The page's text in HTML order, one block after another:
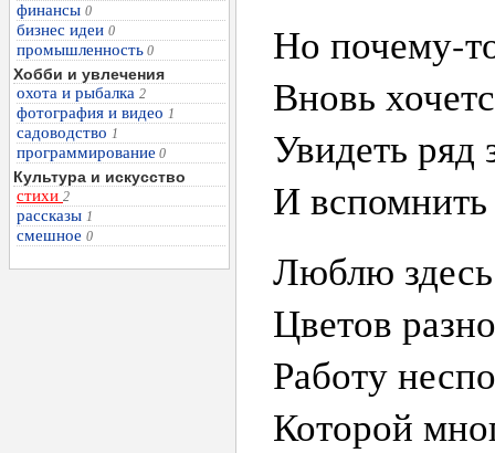
финансы 0
бизнес идеи 0
промышленность 0
Хобби и увлечения
охота и рыбалка 2
фотография и видео 1
садоводство 1
программирование 0
Культура и искусство
стихи 2
рассказы 1
смешное 0
Но почему-
Вновь
Увидеть ряд
И
Люблю
Цветов
Работу
Которой